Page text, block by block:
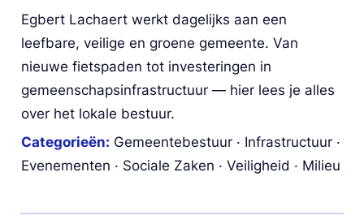
Egbert Lachaert werkt dagelijks aan een
leefbare, veilige en groene gemeente. Van
nieuwe fietspaden tot investeringen in
gemeenschapsinfrastructuur — hier lees je alles
over het lokale bestuur.
Categorieën: Gemeentebestuur · Infrastructuur ·
Evenementen · Sociale Zaken · Veiligheid · Milieu